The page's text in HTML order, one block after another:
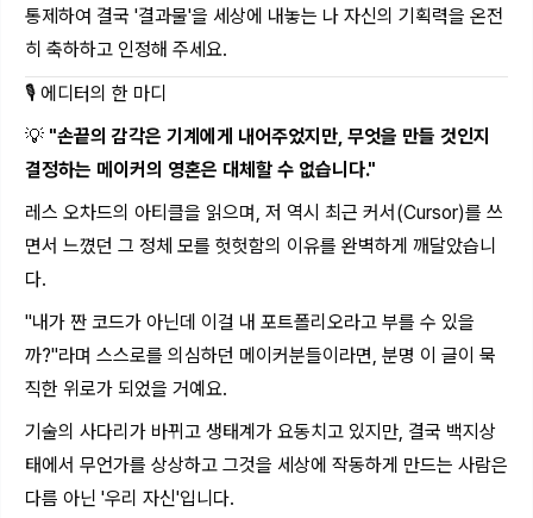
통제하여 결국 '결과물'을 세상에 내놓는 나 자신의 기획력을 온전
히 축하하고 인정해 주세요.
🎙️ 에디터의 한 마디
💡 "손끝의 감각은 기계에게 내어주었지만, 무엇을 만들 것인지
결정하는 메이커의 영혼은 대체할 수 없습니다."
레스 오차드의 아티클을 읽으며, 저 역시 최근 커서(Cursor)를 쓰
면서 느꼈던 그 정체 모를 헛헛함의 이유를 완벽하게 깨달았습니
다.
"내가 짠 코드가 아닌데 이걸 내 포트폴리오라고 부를 수 있을
까?"라며 스스로를 의심하던 메이커분들이라면, 분명 이 글이 묵
직한 위로가 되었을 거예요.
기술의 사다리가 바뀌고 생태계가 요동치고 있지만, 결국 백지상
태에서 무언가를 상상하고 그것을 세상에 작동하게 만드는 사람은
다름 아닌 '우리 자신'입니다.